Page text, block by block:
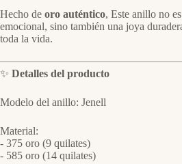
Hecho de oro auténtico, Este anillo no
emocional, sino también una joya
toda la vida.
✨ Detalles del producto
Modelo del anillo: Jenell
Material:
- 375 oro (9 quilates)
- 585 oro (14 quilates)